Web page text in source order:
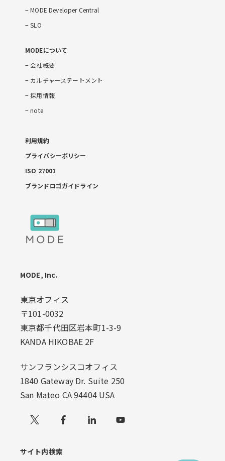
MODE Developer Central
SLO
MODEについて
会社概要
カルチャーステートメント
採用情報
note
利用規約
プライバシーポリシー
ISO 27001
ブランドロゴガイドライン
MODE, Inc.
東京オフィス
〒101-0032
東京都千代田区岩本町1-3-9
KANDA HIKOBAE 2F
サンフランシスコオフィス
1840 Gateway Dr. Suite 250
San Mateo CA 94404 USA
Xでフォローする
サイト内検索